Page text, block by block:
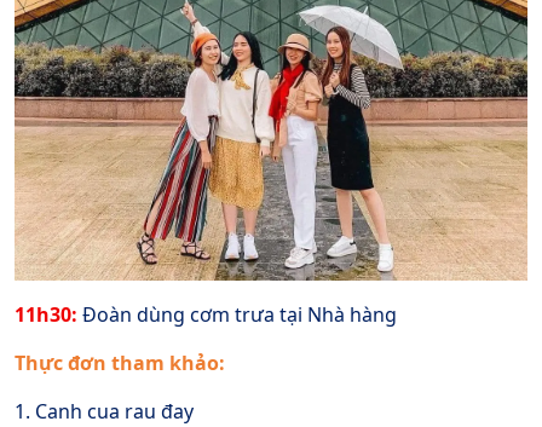
11h30: Đoàn dùng cơm trưa tại Nhà hàng
Thực đơn tham khảo:
1. Canh cua rau đay